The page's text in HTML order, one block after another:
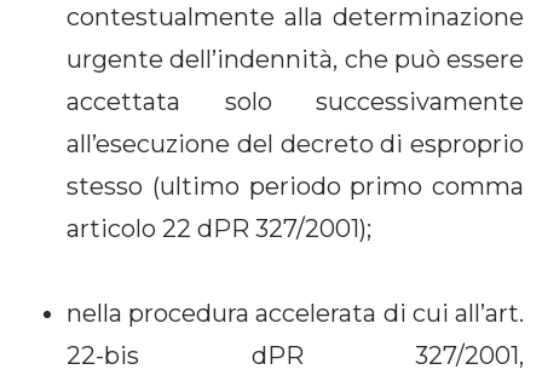
contestualmente alla determinazione
urgente dell’indennità, che può essere
accettata solo successivamente
all’esecuzione del decreto di esproprio
stesso (ultimo periodo primo comma
articolo 22 dPR 327/2001);
nella procedura accelerata di cui all’art.
22-bis dPR 327/2001,